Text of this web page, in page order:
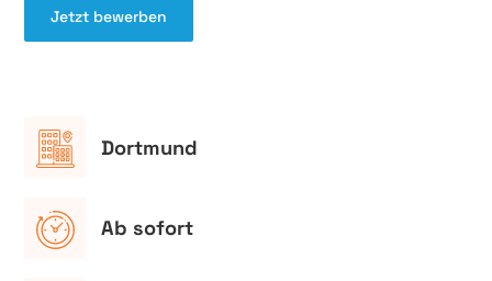
Jetzt bewerben
Dortmund
Ab sofort